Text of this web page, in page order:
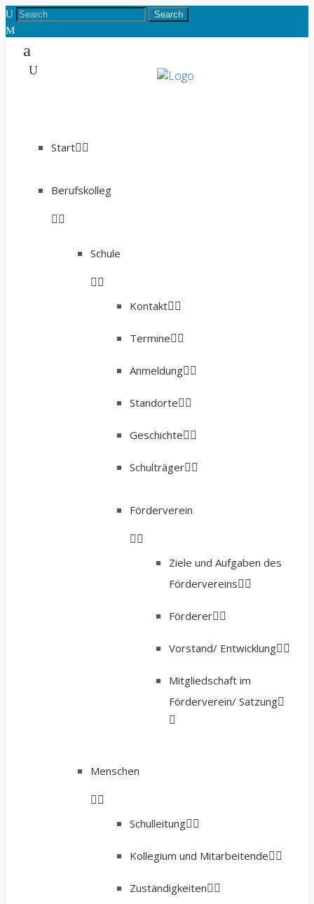
Start
Berufskolleg
Schule
Kontakt
Termine
Anmeldung
Standorte
Geschichte
Schulträger
Förderverein
Ziele und Aufgaben des
Fördervereins
Förderer
Vorstand/ Entwicklung
Mitgliedschaft im
Förderverein/ Satzung
Menschen
Schulleitung
Kollegium und Mitarbeitende
Zuständigkeiten